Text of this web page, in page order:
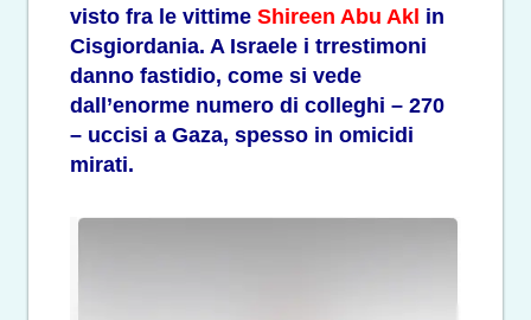
visto fra le vittime Shireen Abu Akl in
Cisgiordania. A Israele i trrestimoni
danno fastidio, come si vede
dall’enorme numero di colleghi – 270
– uccisi a Gaza, spesso in omicidi
mirati.